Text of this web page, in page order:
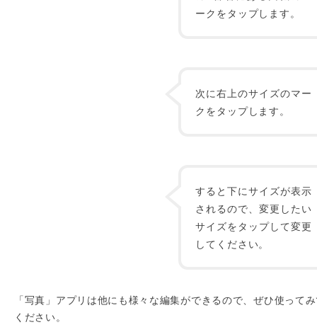
ークをタップします。
次に右上のサイズのマー
クをタップします。
すると下にサイズが表示
されるので、変更したい
サイズをタップして変更
してください。
「写真」アプリは他にも様々な編集ができるので、ぜひ使って
ください。